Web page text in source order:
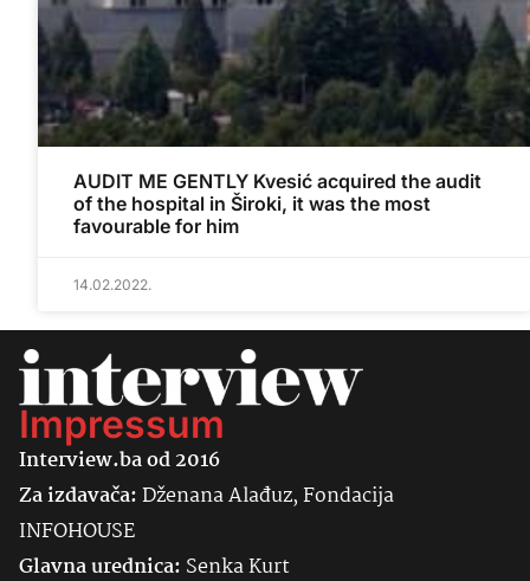
AUDIT ME GENTLY Kvesić acquired the audit
of the hospital in Široki, it was the most
favourable for him
14.02.2022.
Impressum
Interview.ba od 2016
Za izdavača:Dženana Alađuz, Fondacija
INFOHOUSE
Glavna urednica: SenkaKurt